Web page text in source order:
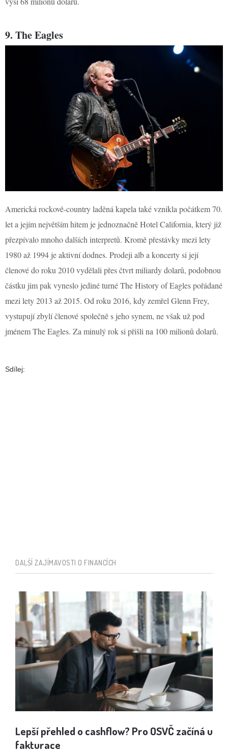
9. The Eagles
Americká rockově-country laděná kapela také vznikla počátkem 70.
let a jejím největším hitem je jednoznačně Hotel California, který již
přezpívalo mnoho dalších interpretů. Kromě přestávky mezi lety
1980 až 1994 je aktivní dodnes. Prodeji alb a koncerty si její
členové do roku 2010 vydělali přes čtvrt miliardy dolarů, podobnou
částku jim pak vyneslo jediné turné The History of Eagles pořádané
mezi lety 2013 až 2015. Od roku 2016, kdy zemřel Glenn Frey,
vystupují zbylí členové společně s jeho synem, ne však už pod
jménem The Eagles. Za minulý rok si přišli na 100 milionů dolarů.
Sdílej:
DALŠÍ ZAJÍMAVOSTI O FINANCÍCH
Lepší přehled o cashflow? Pro OSVČ začíná u
fakturace